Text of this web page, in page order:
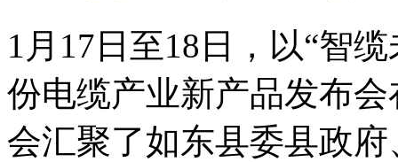
1月17日至18日，以“智
份电缆产业新产品发布
会汇聚了如东县委县政